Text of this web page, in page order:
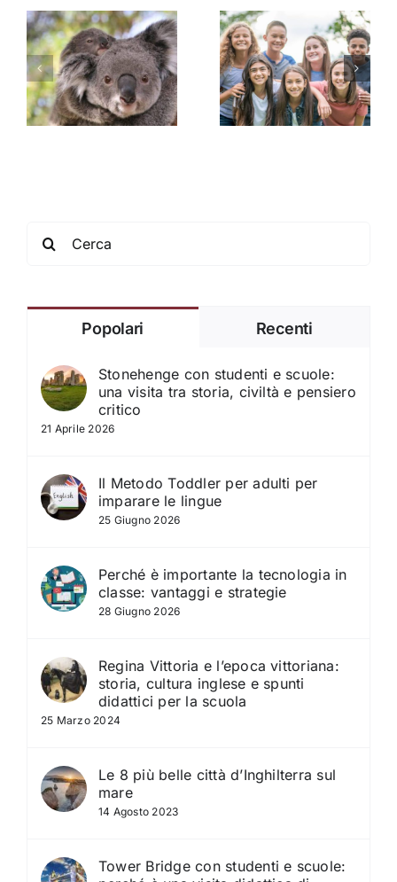
Competenze
del docente
moderno nei
progetti
internazionali
Come
comunicare
alle famiglie il
valore
educativo del
soggiorno
Popolari Recenti
Stonehenge con studenti e scuole:
una visita tra storia, civiltà e pensiero
critico
21 Aprile 2026
Il Metodo Toddler per adulti per
imparare le lingue
25 Giugno 2026
Perché è importante la tecnologia in
classe: vantaggi e strategie
28 Giugno 2026
Regina Vittoria e l’epoca vittoriana:
storia, cultura inglese e spunti
didattici per la scuola
25 Marzo 2024
Le 8 più belle città d’Inghilterra sul
mare
14 Agosto 2023
Tower Bridge con studenti e scuole: